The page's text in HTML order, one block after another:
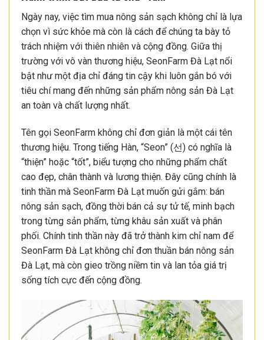
Ngày nay, việc tìm mua nông sản sạch không chỉ là lựa
chọn vì sức khỏe mà còn là cách để chúng ta bày tỏ
trách nhiệm với thiên nhiên và cộng đồng. Giữa thị
trường với vô vàn thương hiệu, SeonFarm Đà Lạt nổi
bật như một địa chỉ đáng tin cậy khi luôn gắn bó với
tiêu chí mang đến những sản phẩm nông sản Đà Lạt
an toàn và chất lượng nhất.
Tên gọi SeonFarm không chỉ đơn giản là một cái tên
thương hiệu. Trong tiếng Hàn, “Seon” (선) có nghĩa là
“thiện” hoặc “tốt”, biểu tượng cho những phẩm chất
cao đẹp, chân thành và lương thiện. Đây cũng chính là
tinh thần mà SeonFarm Đà Lạt muốn gửi gắm: bán
nông sản sạch, đồng thời bán cả sự tử tế, minh bạch
trong từng sản phẩm, từng khâu sản xuất và phân
phối. Chính tinh thần này đã trở thành kim chỉ nam để
SeonFarm Đà Lạt không chỉ đơn thuần bán nông sản
Đà Lạt, mà còn gieo trồng niềm tin và lan tỏa giá trị
sống tích cực đến cộng đồng.